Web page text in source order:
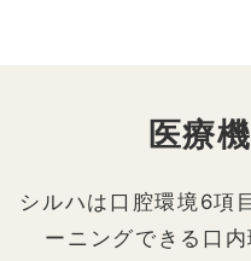
医療
シルハは口腔環境6項
ーニングできる口